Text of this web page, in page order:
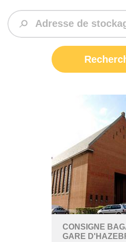
CONSIGNE
GARE